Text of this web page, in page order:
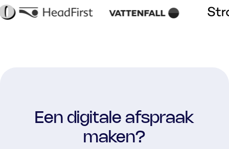
Een digitale afspraak
maken?